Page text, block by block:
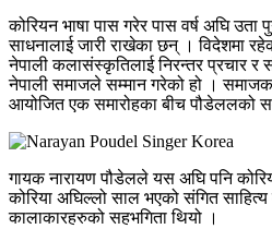
कोरियन भाषा पास गरेर पास वर्ष अघि
साधनालाई जारी राखेका छन् । विदेशमा
नेपाली कलासंस्कृतिलाई निरन्तर प्रचार र
नेपाली समाजले सम्मान गरेको हो । समाजका
आयोजित एक समारोहका बीच पौडेललको
गायक नारायण पौडेलले यस अघि पनि
कोरिया अघिल्लो साल भएको संगित
कालाकारहरुको सहभगिता थियो ।